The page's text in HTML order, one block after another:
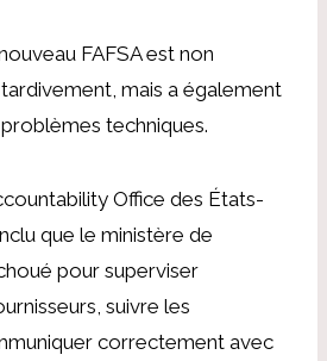
FAFSA est non
mais a également
techniques.
Office des États-
que le ministère de
pour superviser
suivre les
correctement avec